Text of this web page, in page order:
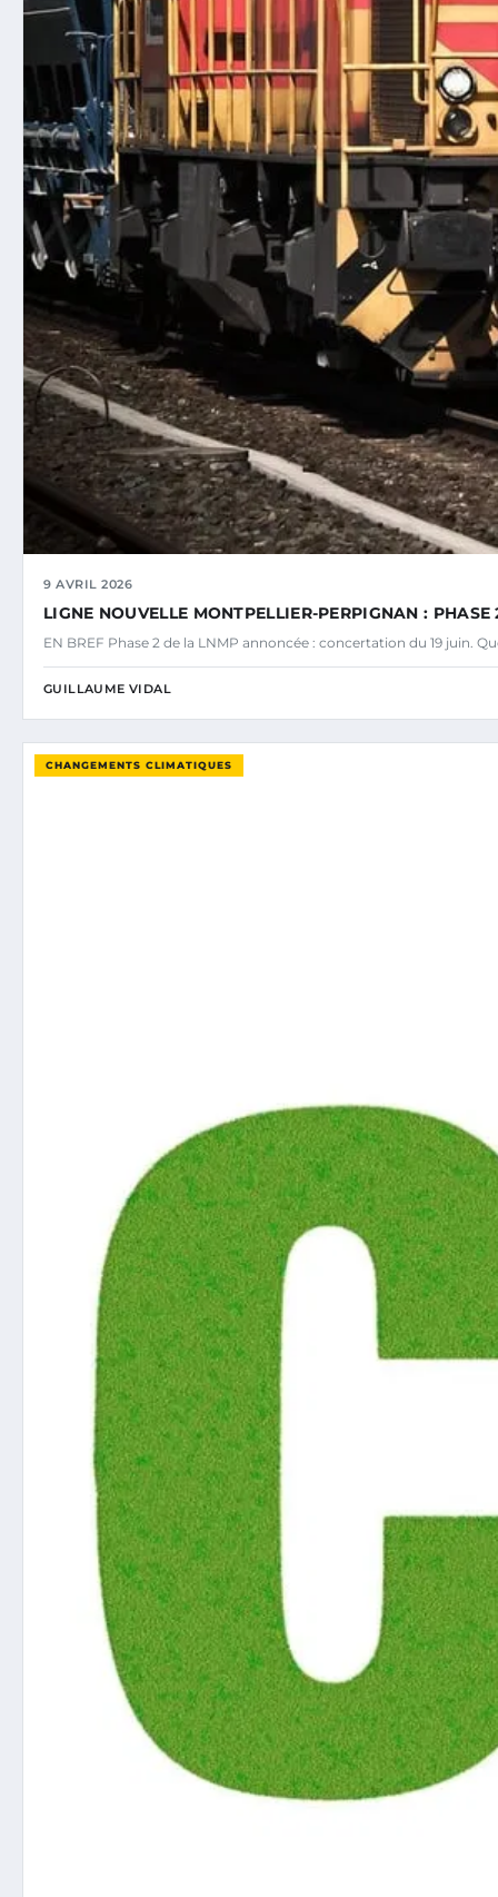
9 AVRIL 2026
LIGNE NOUVELLE MONTPELLIER-PERPIGNAN :
EN BREF Phase 2 de la LNMP annoncée : concertation du 19 juin.
GUILLAUME VIDAL
CHANGEMENTS CLIMATIQUES